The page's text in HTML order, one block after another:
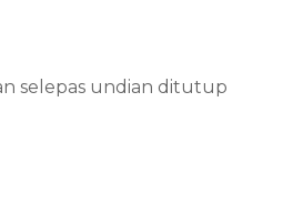
selepas undian ditutup